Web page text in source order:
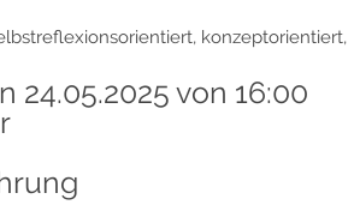
konzeptorientiert,
24.05.2025 von 16:00